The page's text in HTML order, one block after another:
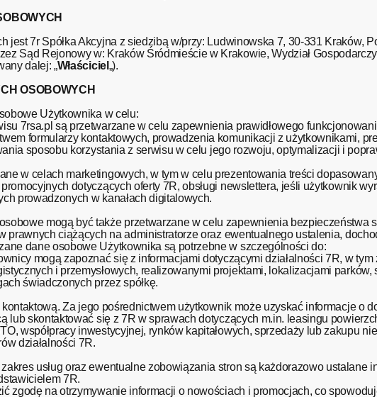
jest 7r Spółka Akcyjna z siedzibą w/przy: Ludwinowska 7, 30-331 Kraków,
Sąd Rejonowy w: Kraków Śródmieście w Krakowie, Wydział
dalej: „Właściciel „).
OSOBOWYCH
Użytkownika w celu:
7rsa.pl są przetwarzane w celu zapewnienia prawidłowego
formularzy kontaktowych, prowadzenia komunikacji z użytkownikami,
sposobu korzystania z serwisu w celu jego rozwoju, optymalizacji i
w celach marketingowych, w tym w celu prezentowania treści
dotyczących oferty 7R, obsługi newslettera, jeśli użytkownik
prowadzonych w kanałach digitalowych.
mogą być także przetwarzane w celu zapewnienia bezpieczeństwa
prawnych ciążących na administratorze oraz ewentualnego ustalenia,
dane osobowe Użytkownika są potrzebne w szczególności do:
mogą zapoznać się z informacjami dotyczącymi działalności 7R, w tym
i przemysłowych, realizowanymi projektami, lokalizacjami parków,
świadczonych przez spółkę.
Za jego pośrednictwem użytkownik może uzyskać informacje o
lub skontaktować się z 7R w sprawach dotyczących m.in. leasingu
współpracy inwestycyjnej, rynków kapitałowych, sprzedaży lub zakupu
działalności 7R.
zakres usług oraz ewentualne zobowiązania stron są każdorazowo ustalane
7R.
zgodę na otrzymywanie informacji o nowościach i promocjach, co